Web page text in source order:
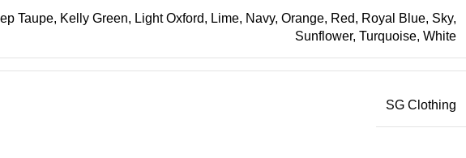
Taupe, Kelly Green, Light Oxford, Lime, Navy, Orange, Red, Royal Blue, Sky,
Sunflower, Turquoise, White
SG Clothing